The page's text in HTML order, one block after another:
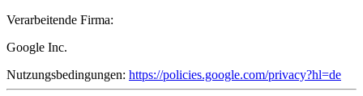
Verarbeitende Firma:
Google Inc.
Nutzungsbedingungen: https://policies.google.com/privacy?hl=de